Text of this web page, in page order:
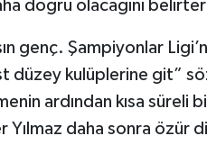
doğru olacağını
genç. Şampiyonlar
düzey kulüplerine git”
ardından kısa süreli
Yılmaz daha sonra özür